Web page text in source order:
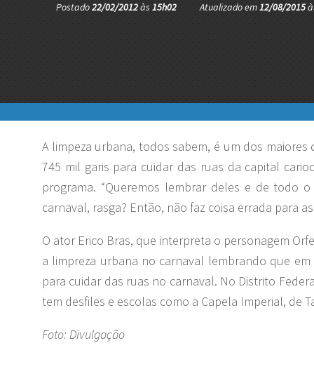
Postado22/02/2012às 15h02 Atualizado em12/08/2015
A limpeza urbana, todos sabem, é um dos
745 mil garis para cuidar das ruas da capital
programa. “Queremos lembrar deles e de todo
carnaval, rasga? Então, não faz coisa errada para
O ator Erico Bras, que interpreta o personagem
a limpreza urbana no carnaval lembrando que
para cuidar das ruas no carnaval. No Distrito
tem desfiles e escolas como a Capela Imperial, de
Foto: Divulgação